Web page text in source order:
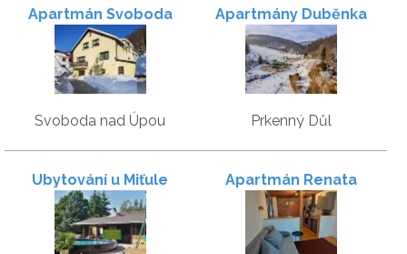
Apartmán Svoboda
Svoboda nad Úpou
Apartmány Duběnka
Prkenný Důl
Ubytování u Miťule
Apartmán Renata
Běloves